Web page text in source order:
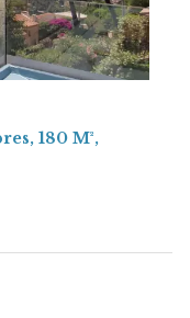
180 M²,